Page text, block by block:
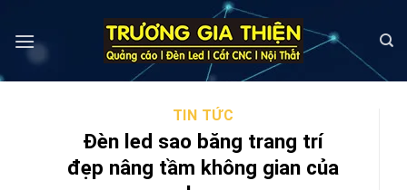
TIN TỨC
Đèn led sao băng trang trí
đẹp nâng tầm không gian của